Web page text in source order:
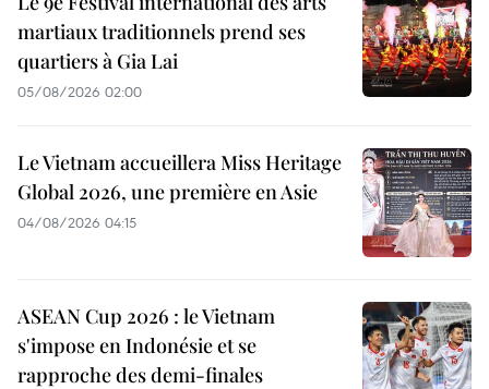
martiaux traditionnels prend ses
quartiers à Gia Lai
05/08/2026 02:00
Le Vietnam accueillera Miss Heritage
Global 2026, une première en Asie
04/08/2026 04:15
ASEAN Cup 2026 : le Vietnam
s'impose en Indonésie et se
rapproche des demi-finales